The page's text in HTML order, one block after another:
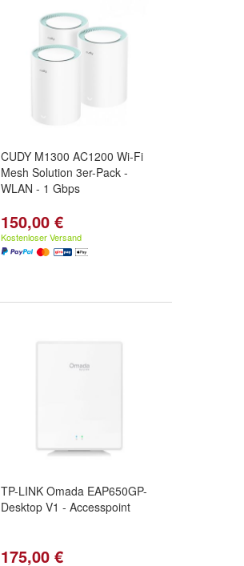
CUDY M1300 AC1200 Wi-Fi
Mesh Solution 3er-Pack -
WLAN - 1 Gbps
150,00 €
Kostenloser Versand
TP-LINK Omada EAP650GP-
Desktop V1 - Accesspoint
175,00 €